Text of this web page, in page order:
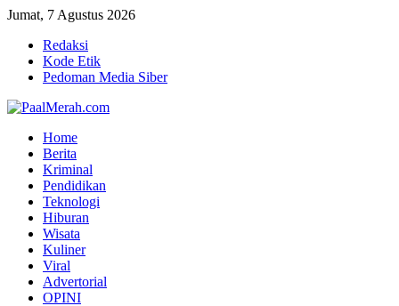
Jumat, 7 Agustus 2026
Redaksi
Kode Etik
Pedoman Media Siber
Home
Berita
Kriminal
Pendidikan
Teknologi
Hiburan
Wisata
Kuliner
Viral
Advertorial
OPINI